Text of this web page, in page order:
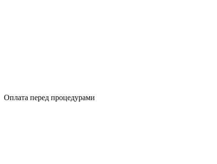
Оплата перед процедурами